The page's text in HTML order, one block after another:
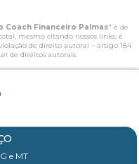
Coach Financeiro Palmas" é de
mesmo citando nossos links, é
de direito autoral – artigo 184
de direitos autorais.
e MT